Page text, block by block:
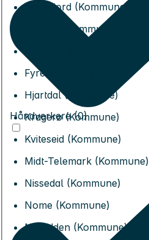
Vindafjord (Kommune)
Bamble (Kommune)
Fyresdal (Kommune)
Hjartdal (Kommune)
Kragerø (Kommune)
Kviteseid (Kommune)
Midt-Telemark (Kommune)
Nissedal (Kommune)
Nome (Kommune)
Notodden (Kommune)
Håndverkere (0)